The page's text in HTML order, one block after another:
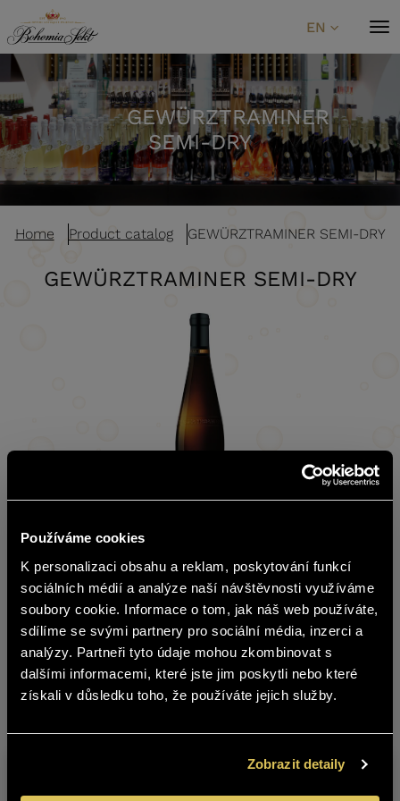
Používáme cookies
K personalizaci obsahu a reklam, poskytování funkcí
sociálních médií a analýze naší návštěvnosti využíváme
soubory cookie. Informace o tom, jak náš web používáte,
sdílíme se svými partnery pro sociální média, inzerci a
analýzy. Partneři tyto údaje mohou zkombinovat s
dalšími informacemi, které jste jim poskytli nebo které
získali v důsledku toho, že používáte jejich služby.
Zobrazit detaily
Skip to content
EN
GEWÜRZTRAMINER
SEMI-DRY
Home Product catalog GEWÜRZTRAMINER SEMI-DRY
GEWÜRZTRAMINER SEMI-DRY
download image
Habánské sklepy – Red Tramín
Golden colour, subtly spicy aroma reminiscent of tropical
fruits and spices. The taste is slightly spicy with juicy
acidity and pleasant residual sugar.
Moravian Land Wine
čeština
The content of BOHEMIA SEKT website
is not suitable for people under 18
years of age.
NO